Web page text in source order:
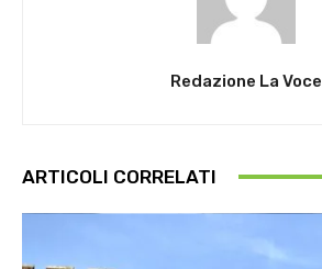
Redazione La Voce
ARTICOLI CORRELATI